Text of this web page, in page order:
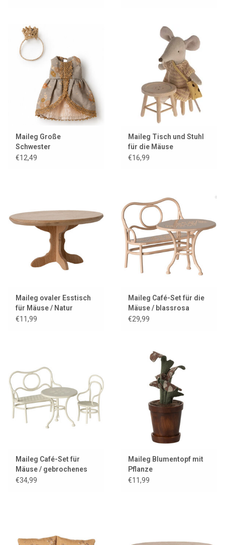
Maileg Große
Schwester
Prinzessinnen-
€12,49
Maileg Tisch und Stuhl
für die Mäuse
€16,99
Maileg ovaler Esstisch
für Mäuse / Natur
€11,99
Maileg Café-Set für die
Mäuse / blassrosa
€29,99
Maileg Café-Set für
Mäuse / gebrochenes
Weiß
€34,99
Maileg Blumentopf mit
Pflanze
€11,99